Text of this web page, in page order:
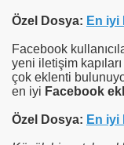
Özel Dosya: En iyi
Facebook
yeni iletişim
çok eklenti
en iyi Facebook
Özel Dosya: En iyi